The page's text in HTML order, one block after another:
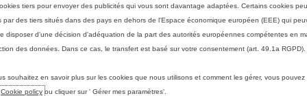
tiers pour envoyer des publicités qui vous sont davantage adaptées. Certains cookies
par des tiers situés dans des pays en dehors de l'Espace économique européen (EEE) qui
disposer d'une décision d'adéquation de la part des autorités européennes compétentes en
des données. Dans ce cas, le transfert est basé sur votre consentement (art. 49.1a RGPD).
souhaitez en savoir plus sur les cookies que nous utilisons et comment les gérer, vous pouvez
Cookie policy ou cliquer sur ' Gérer mes paramètres'.